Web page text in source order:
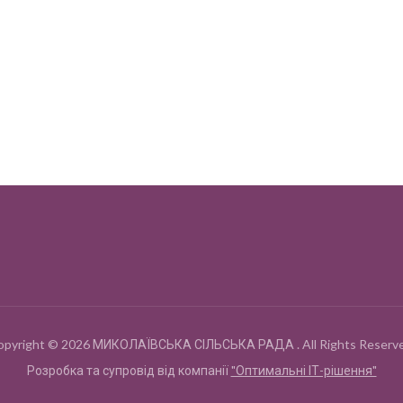
© 2026 МИКОЛАЇВСЬКА СІЛЬСЬКА РАДА . All Rights
Розробка та супровід від компанії"Оптимальні ІТ-рішення"